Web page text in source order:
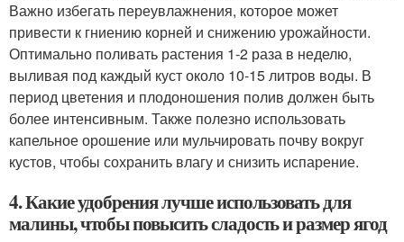
Важно избегать переувлажнения, которое может
привести к гниению корней и снижению урожайности.
Оптимально поливать растения 1-2 раза в неделю,
выливая под каждый куст около 10-15 литров воды. В
период цветения и плодоношения полив должен быть
более интенсивным. Также полезно использовать
капельное орошение или мульчировать почву вокруг
кустов, чтобы сохранить влагу и снизить испарение.
4. Какие удобрения лучше использовать для
малины, чтобы повысить сладость и размер ягод